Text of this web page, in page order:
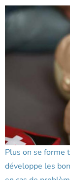
Plus on se forme
développe les